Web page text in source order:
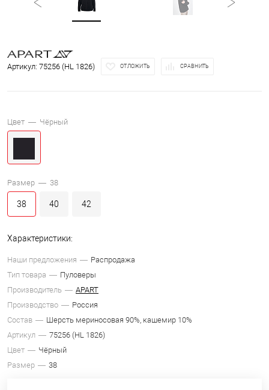
Артикул: 75256 (HL 1826) ОТЛОЖИТЬ СРАВНИТЬ
Цвет — Чёрный
Размер — 38
38 40 42
Характеристики:
Наши предложения
Распродажа
Тип товара
Пуловеры
Производитель
APART
Производство
Россия
Состав
Шерсть мериносовая 90%, кашемир 10%
Артикул
75256 (HL 1826)
Цвет
Чёрный
Размер
38